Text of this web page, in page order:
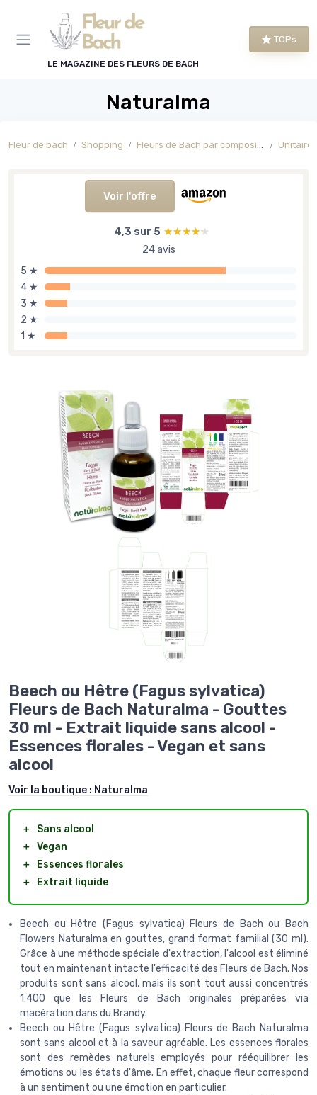
LE MAGAZINE DES FLEURS DE BACH
TOPs
Naturalma
Fleur de bach Shopping Fleurs de Bach par composition
Voir l'offre
4,3 sur 5 ★★★★★
★★★★★
24 avis
5 ★
4 ★
3 ★
2 ★
1 ★
Beech ou Hêtre (Fagus sylvatica)
Fleurs de Bach Naturalma - Gouttes
30 ml - Extrait liquide sans alcool -
Essences florales - Vegan et sans
alcool
Voir la boutique : Naturalma
＋
Sans alcool
＋ Vegan
＋
Essences florales
＋
Extrait liquide
Beech ou Hêtre (Fagus sylvatica) Fleurs de Bach ou Bach
Flowers Naturalma en gouttes, grand format familial (30 ml).
Grâce à une méthode spéciale d'extraction, l'alcool est éliminé
tout en maintenant intacte l'efficacité des Fleurs de Bach. Nos
produits sont sans alcool, mais ils sont tout aussi concentrés
1:400 que les Fleurs de Bach originales préparées via
macération dans du Brandy.
Beech ou Hêtre (Fagus sylvatica) Fleurs de Bach Naturalma
sont sans alcool et à la saveur agréable. Les essences florales
sont des remèdes naturels employés pour rééquilibrer les
émotions ou les états d'âme. En effet, chaque fleur correspond
à un sentiment ou une émotion en particulier.